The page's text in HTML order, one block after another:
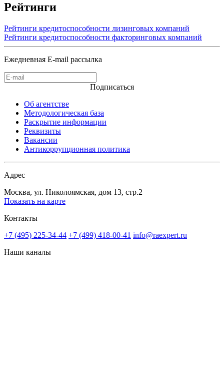
Рейтинги
Рейтинги кредитоспособности лизинговых компаний
Рейтинги кредитоспособности факторинговых компаний
Ежедневная E-mail рассылка
Подписаться
Об агентстве
Методологическая база
Раскрытие информации
Реквизиты
Вакансии
Антикоррупционная политика
Адрес
Москва, ул. Николоямская, дом 13, стр.2
Показать на карте
Контакты
+7 (495) 225-34-44 +7 (499) 418-00-41 info@raexpert.ru
Наши каналы